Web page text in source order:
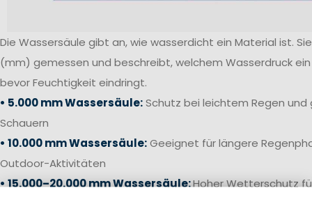
Die Wassersäule gibt an, wie wasserdicht ein Material ist.
(mm) gemessen und beschreibt, welchem Wasserdruck
bevor Feuchtigkeit eindringt.
• 5.000 mm Wassersäule:Schutz bei leichtem Regen
Schauern
• 10.000 mm Wassersäule:Geeignet für längere
Outdoor-Aktivitäten
• 15.000–20.000 mm Wassersäule:Hoher Wetterschutz